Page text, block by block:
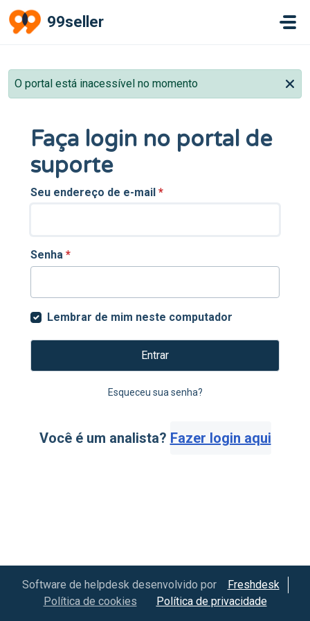
Ir para o conteúdo principal
99seller
O portal está inacessível no momento
Faça login no portal de
suporte
Seu endereço de e-mail *
Senha *
Lembrar de mim neste computador
Entrar
Esqueceu sua senha?
Você é um analista? Fazer login aqui
Software de helpdesk desenvolvido por
Freshdesk
Política de cookies
Política de privacidade